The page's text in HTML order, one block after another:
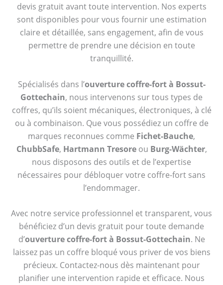
devis gratuit avant toute intervention. Nos experts
sont disponibles pour vous fournir une estimation
claire et détaillée, sans engagement, afin de vous
permettre de prendre une décision en toute
tranquillité.
Spécialisés dans l’ouverture coffre-fort à Bossut-
Gottechain, nous intervenons sur tous types de
coffres, qu’ils soient mécaniques, électroniques, à clé
ou à combinaison. Que vous possédiez un coffre de
marques reconnues comme Fichet-Bauche,
ChubbSafe, Hartmann Tresoreou Burg-Wächter,
nous disposons des outils et de l’expertise
nécessaires pour débloquer votre coffre-fort sans
l’endommager.
Avec notre service professionnel et transparent, vous
bénéficiez d’un devis gratuit pour toute demande
d’ouverture coffre-fort à Bossut-Gottechain. Ne
laissez pas un coffre bloqué vous priver de vos biens
précieux. Contactez-nous dès maintenant pour
planifier une intervention rapide et efficace. Nous